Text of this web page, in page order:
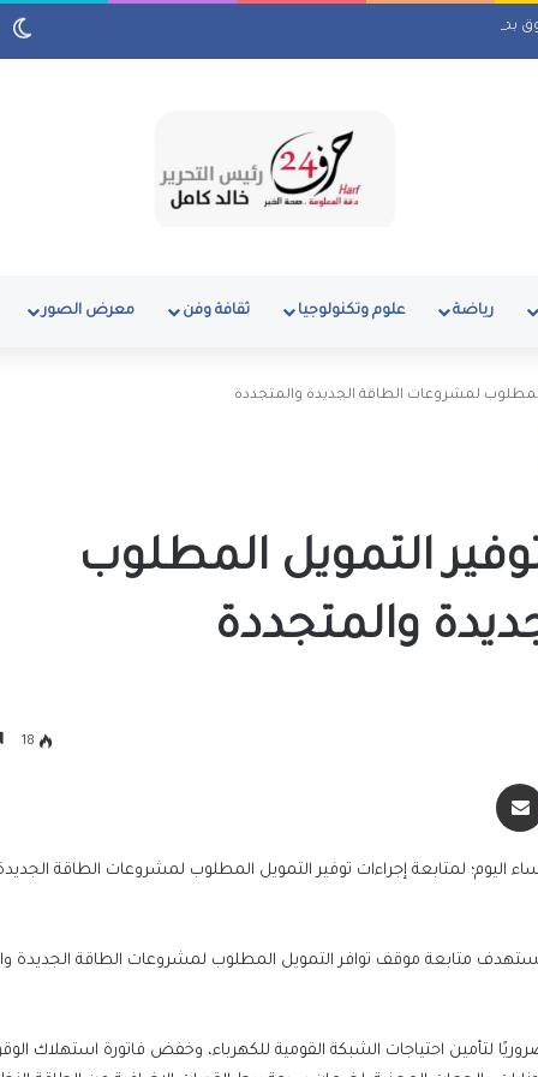
بمنطقة رأس البر
رياضة علوم وتكنولوجيا ثقافة وفن معرض الصور
المطلوب لمشروعات الطاقة الجديدة والمتجددة
التمويل المطلوب
والمتجددة
18
لمتابعة إجراءات توفير التمويل المطلوب لمشروعات الطاقة
متابعة موقف توافر التمويل المطلوب لمشروعات الطاقة الجديدة
لتأمين احتياجات الشبكة القومية للكهرباء، وخفض فاتورة استهلاك